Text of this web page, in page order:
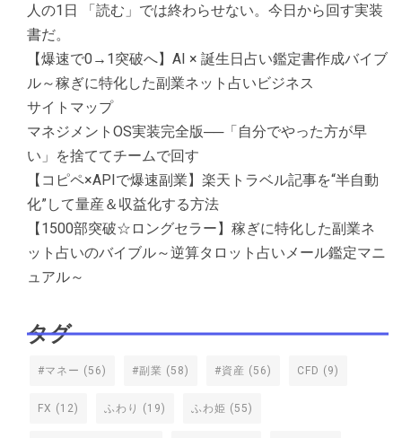
人の1日 「読む」では終わらせない。今日から回す実装
書だ。
【爆速で0→1突破へ】AI × 誕生日占い鑑定書作成バイブ
ル～稼ぎに特化した副業ネット占いビジネス
サイトマップ
マネジメントOS実装完全版──「自分でやった方が早
い」を捨ててチームで回す
【コピペ×APIで爆速副業】楽天トラベル記事を“半自動
化”して量産＆収益化する方法
【1500部突破☆ロングセラー】稼ぎに特化した副業ネ
ット占いのバイブル～逆算タロット占いメール鑑定マニ
ュアル～
タグ
#マネー (56) #副業 (58) #資産 (56) CFD (9)
FX (12) ふわり (19) ふわ姫 (55)